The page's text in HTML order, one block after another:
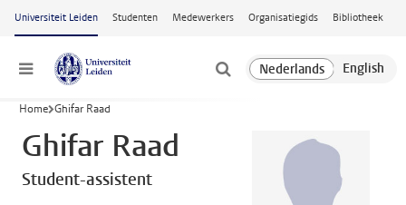
Ga naar hoofdinhoud
Universiteit Leiden Studenten Medewerkers Organisatiegids Bibliotheek
Menu
Home Ghifar Raad
Ghifar Raad
Student-assistent